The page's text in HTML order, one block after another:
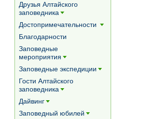
Друзья Алтайского
заповедника
Достопримечательности
Благодарности
Заповедные
мероприятия
Заповедные экспедиции
Гости Алтайского
заповедника
Дайвинг
Заповедный юбилей